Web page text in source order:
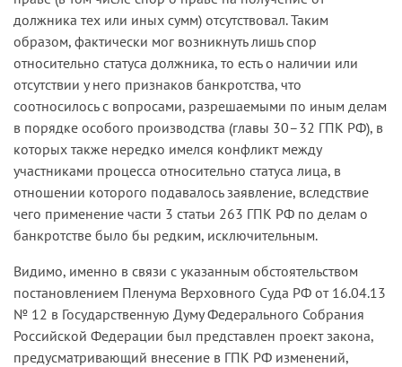
должника тех или иных сумм) отсутствовал. Таким
образом, фактически мог возникнуть лишь спор
относительно статуса должника, то есть о наличии или
отсутствии у него признаков банкротства, что
соотносилось с вопросами, разрешаемыми по иным делам
в порядке особого производства (главы 30–32 ГПК РФ), в
которых также нередко имелся конфликт между
участниками процесса относительно статуса лица, в
отношении которого подавалось заявление, вследствие
чего применение части 3 статьи 263 ГПК РФ по делам о
банкротстве было бы редким, исключительным.
Видимо, именно в связи с указанным обстоятельством
постановлением Пленума Верховного Суда РФ от 16.04.13
№ 12 в Государственную Думу Федерального Собрания
Российской Федерации был представлен проект закона,
предусматривающий внесение в ГПК РФ изменений,